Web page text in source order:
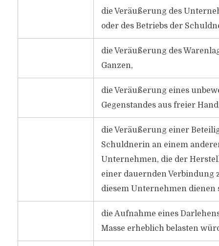
die Veräußerung des
oder des Betriebs der
die Veräußerung des
Ganzen,
die Veräußerung eines
Gegenstandes aus freier
die Veräußerung einer
Schuldnerin an einem
Unternehmen, die der
einer dauernden Verbindung
diesem Unternehmen dienen
die Aufnahme eines
Masse erheblich belasten